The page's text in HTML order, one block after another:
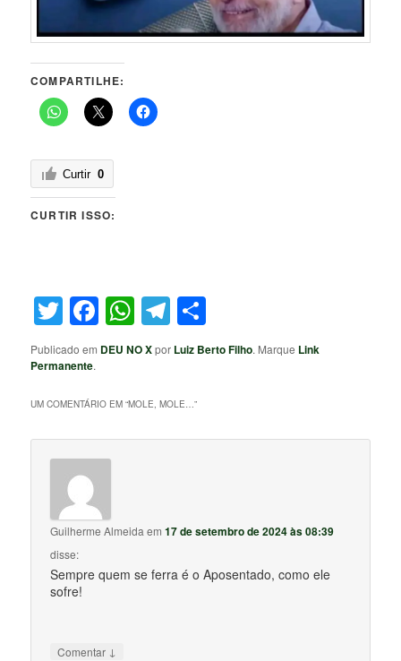
COMPARTILHE:
Curtir 0
CURTIR ISSO:
Twitter
Facebook
WhatsApp
Telegram
Publicado em DEU NO Xpor Luiz Berto Filho. Marque Link
Permanente.
UM COMENTÁRIO EM “MOLE, MOLE…”
Guilherme Almeida em17 de setembro de 2024 às 08:39
disse:
Sempre quem se ferra é o Aposentado, como ele
sofre!
Comentar ↓